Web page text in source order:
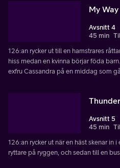
My Way
Avsnitt 4
45 min
126:an rycker ut till en hamstrares
hiss medan en kvinna börjar föda
exfru Cassandra på en middag som
Avsnitt 5
45 min
126:an rycker ut när en häst skenar in
ryttare på ryggen, och sedan till en